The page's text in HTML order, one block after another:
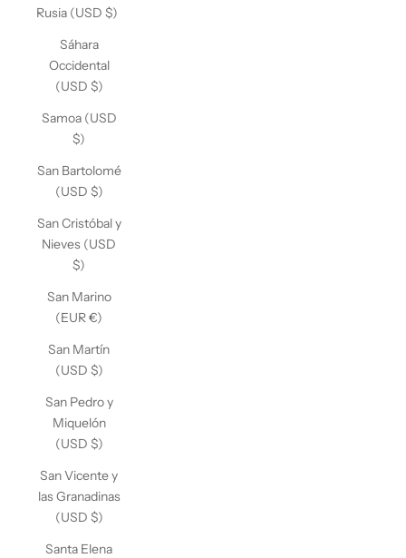
Rusia (USD $)
Sáhara
Occidental
(USD $)
Samoa (USD
$)
San Bartolomé
(USD $)
San Cristóbal y
Nieves (USD
$)
San Marino
(EUR €)
San Martín
(USD $)
San Pedro y
Miquelón
(USD $)
San Vicente y
las Granadinas
(USD $)
Santa Elena